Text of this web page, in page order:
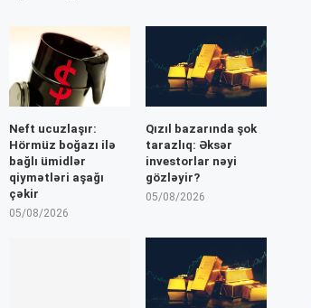
Neft ucuzlaşır:
Hörmüz boğazı ilə
bağlı ümidlər
qiymətləri aşağı
çəkir
05/08/2026
Qızıl bazarında şok
tarazlıq: Əksər
investorlar nəyi
gözləyir?
05/08/2026